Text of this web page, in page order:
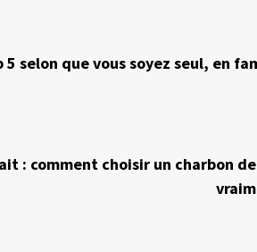
selon que vous soyez seul, en
: comment choisir un charbon